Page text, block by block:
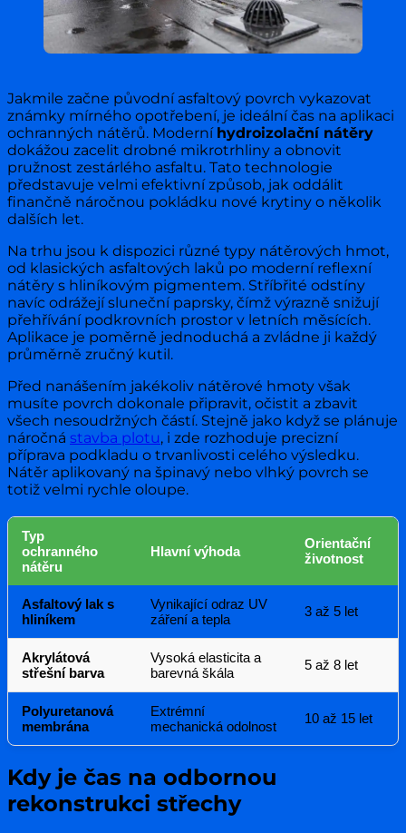
Jakmile začne původní asfaltový povrch vykazovat
známky mírného opotřebení, je ideální čas na aplikaci
ochranných nátěrů. Moderní hydroizolační nátěry
dokážou zacelit drobné mikrotrhliny a obnovit
pružnost zestárlého asfaltu. Tato technologie
představuje velmi efektivní způsob, jak oddálit
finančně náročnou pokládku nové krytiny o několik
dalších let.
Na trhu jsou k dispozici různé typy nátěrových hmot,
od klasických asfaltových laků po moderní reflexní
nátěry s hliníkovým pigmentem. Stříbřité odstíny
navíc odrážejí sluneční paprsky, čímž výrazně snižují
přehřívání podkrovních prostor v letních měsících.
Aplikace je poměrně jednoduchá a zvládne ji každý
průměrně zručný kutil.
Před nanášením jakékoliv nátěrové hmoty však
musíte povrch dokonale připravit, očistit a zbavit
všech nesoudržných částí. Stejně jako když se plánuje
náročná stavba plotu, i zde rozhoduje precizní
příprava podkladu o trvanlivosti celého výsledku.
Nátěr aplikovaný na špinavý nebo vlhký povrch se
totiž velmi rychle oloupe.
Typ
ochranného
nátěru
Hlavní výhoda
Orientační
životnost
Asfaltový lak s
hliníkem
Vynikající odraz UV
záření a tepla
3 až 5 let
Akrylátová
střešní barva
Vysoká elasticita a
barevná škála
5 až 8 let
Polyuretanová
membrána
Extrémní
mechanická odolnost
10 až 15 let
Kdy je čas na odbornou
rekonstrukci střechy